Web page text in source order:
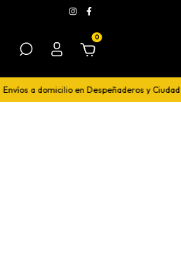
0
Envíos a domicilio en Despeñaderos y Ciudad